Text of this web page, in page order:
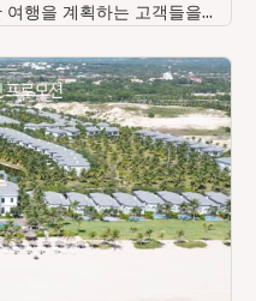
행을 계획하는 고객들을...